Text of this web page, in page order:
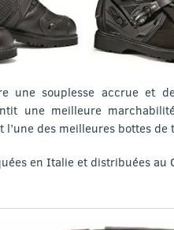
une souplesse accrue et
une meilleure
l’une des meilleures bottes
en Italie et distribuées au